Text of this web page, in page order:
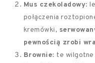
Mus czekoladowy:
połączenia
kremówki,
pewnością zrobi
Brownie: te